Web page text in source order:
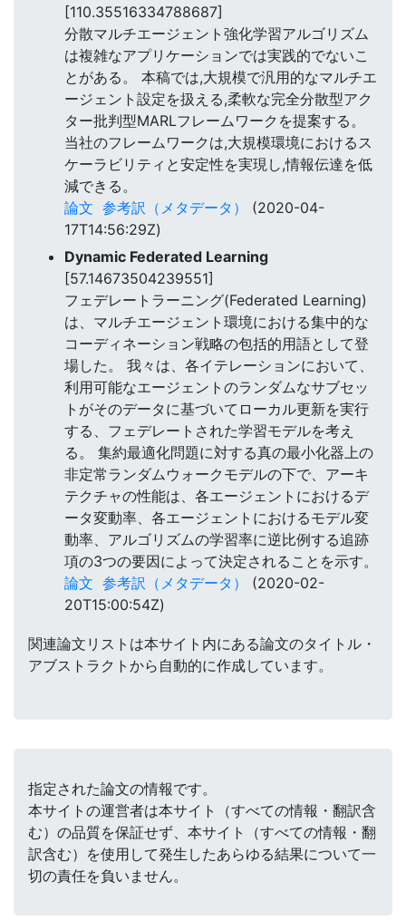
[110.35516334788687]
分散マルチエージェント強化学習アルゴリズム
は複雑なアプリケーションでは実践的でないこ
とがある。 本稿では,大規模で汎用的なマルチエ
ージェント設定を扱える,柔軟な完全分散型アク
ター批判型MARLフレームワークを提案する。
当社のフレームワークは,大規模環境におけるス
ケーラビリティと安定性を実現し,情報伝達を低
減できる。
論文 参考訳（メタデータ）
(2020-04-
17T14:56:29Z)
Dynamic Federated Learning
[57.14673504239551]
フェデレートラーニング(Federated Learning)
は、マルチエージェント環境における集中的な
コーディネーション戦略の包括的用語として登
場した。 我々は、各イテレーションにおいて、
利用可能なエージェントのランダムなサブセッ
トがそのデータに基づいてローカル更新を実行
する、フェデレートされた学習モデルを考え
る。 集約最適化問題に対する真の最小化器上の
非定常ランダムウォークモデルの下で、アーキ
テクチャの性能は、各エージェントにおけるデ
ータ変動率、各エージェントにおけるモデル変
動率、アルゴリズムの学習率に逆比例する追跡
項の3つの要因によって決定されることを示す。
論文 参考訳（メタデータ）
(2020-02-
20T15:00:54Z)
関連論文リストは本サイト内にある論文のタイトル・
アブストラクトから自動的に作成しています。
指定された論文の情報です。
本サイトの運営者は本サイト（すべての情報・翻訳含
む）の品質を保証せず、本サイト（すべての情報・翻
訳含む）を使用して発生したあらゆる結果について一
切の責任を負いません。